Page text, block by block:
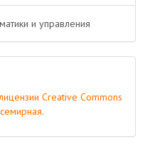
и управления
Creative Commons
.